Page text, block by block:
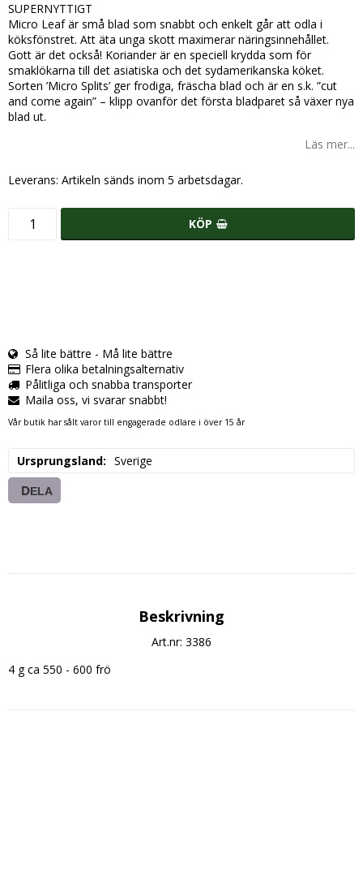
SUPERNYTTIGT
Micro Leaf är små blad som snabbt och enkelt går att odla i
köksfönstret. Att äta unga skott maximerar näringsinnehållet.
Gott är det också! Koriander är en speciell krydda som för
smaklökarna till det asiatiska och det sydamerikanska köket.
Sorten ’Micro Splits’ ger frodiga, fräscha blad och är en s.k. ”cut
and come again” – klipp ovanför det första bladparet så växer nya
blad ut.
Läs mer...
Leverans: Artikeln sänds inom 5 arbetsdagar.
KÖP
Så lite bättre - Må lite bättre
Flera olika betalningsalternativ
Pålitliga och snabba transporter
Maila oss, vi svarar snabbt!
Vår butik har sålt varor till engagerade odlare i över 15 år
Ursprungsland Sverige
DELA
Beskrivning
Art.nr: 3386
4 g ca 550 - 600 frö